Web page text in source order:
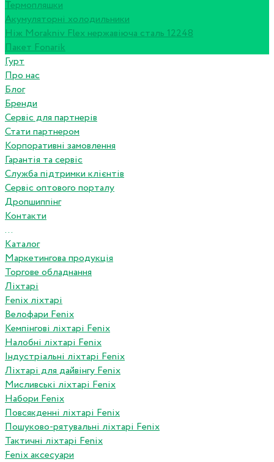
Термопляшки
Акумуляторні холодильники
Ніж Morakniv Flex нержавіюча сталь 12248
Пакет Fonarik
Гурт
Про нас
Блог
Бренди
Сервіс для партнерів
Стати партнером
Корпоративні замовлення
Гарантія та сервіс
Служба підтримки клієнтів
Сервіс оптового порталу
Дропшиппінг
Контакти
...
Каталог
Маркетингова продукція
Торгове обладнання
Ліхтарі
Fenix ліхтарі
Велофари Fenix
Кемпінгові ліхтарі Fenix
Налобні ліхтарі Fenix
Індустріальні ліхтарі Fenix
Ліхтарі для дайвінгу Fenix
Мисливські ліхтарі Fenix
Набори Fenix
Повсякденні ліхтарі Fenix
Пошуково-рятувальні ліхтарі Fenix
Тактичні ліхтарі Fenix
Fenix аксесуари